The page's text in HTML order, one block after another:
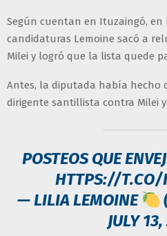
Según cuentan en Ituzaingó,
candidaturas Lemoine sacó a
Milei y logró que la lista quede
Antes, la diputada había hecho
dirigente santillista contra Milei
POSTEOS QUE
HTTPS://T.CO/
— LILIA LEMOINE
JULY